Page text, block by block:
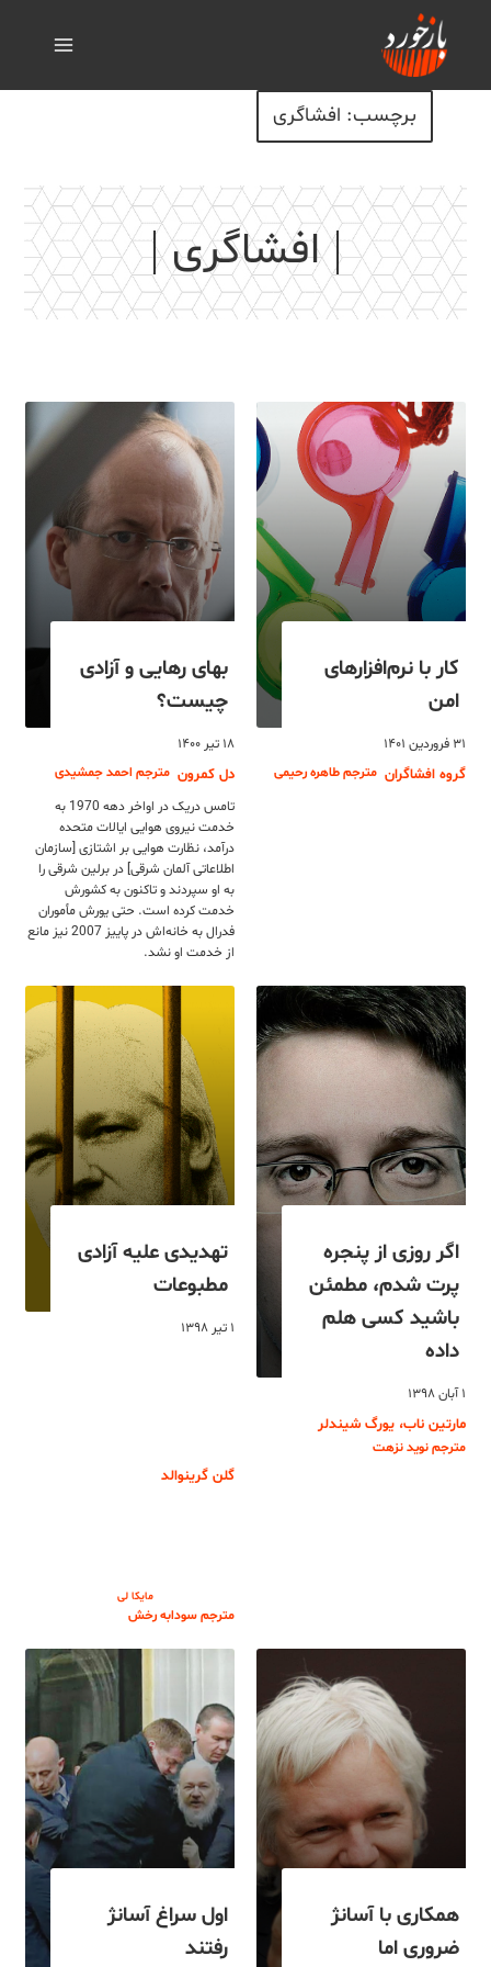
برچسب: افشاگری
افشاگری
کار با نرم‌افزارهای
امن
۳۱ فروردین ۱۴۰۱
گروه افشاگران مترجم طاهره رحیمی
بهای رهایی و آزادی
چیست؟
۱۸ تیر ۱۴۰۰
دل کمرون مترجم احمد جمشیدی
تامس دریک در اواخر دهه 1970 به
خدمت نیروی هوایی ایالات متحده
درآمد، نظارت هوایی بر اشتازی [سازمان
اطلاعاتی آلمان شرقی] در ‏برلین شرقی را
به او سپردند و تاکنون به کشورش
خدمت کرده است. حتی یورش مأموران
فدرال به خانه‌اش در پاییز 2007 نیز مانع
از خدمت او نشد.
اگر روزی از پنجره
پرت شدم، مطمئن
باشید کسی هلم
داده
۱ آبان ۱۳۹۸
مارتین ناب، یورگ شیندلر
مترجم نوید نزهت
تهدیدی علیه آزادی
مطبوعات
۱ تیر ۱۳۹۸
گلن گرینوالد
مایکا لی
مترجم سودابه رخش
همکاری با آسانژ
ضروری اما
اول سراغ آسانژ
رفتند